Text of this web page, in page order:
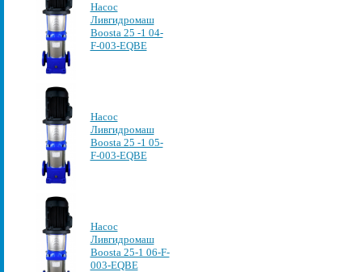
Насос
Ливгидромаш
Boosta 25 -1 04-
F-003-EQBE
Насос
Ливгидромаш
Boosta 25 -1 05-
F-003-EQBE
Насос
Ливгидромаш
Boosta 25-1 06-F-
003-EQBE